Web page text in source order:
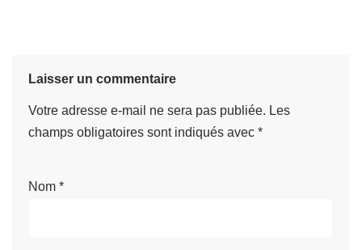
Laisser un commentaire
Votre adresse e-mail ne sera pas publiée. Les
champs obligatoires sont indiqués avec *
Nom *